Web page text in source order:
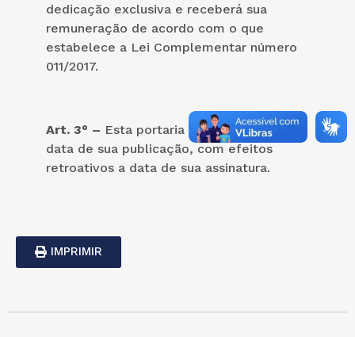
dedicação exclusiva e receberá sua
remuneração de acordo com o que
estabelece a Lei Complementar número
011/2017.
Art. 3° – Esta portaria entra em vigor na
data de sua publicação, com efeitos
retroativos a data de sua assinatura.
IMPRIMIR